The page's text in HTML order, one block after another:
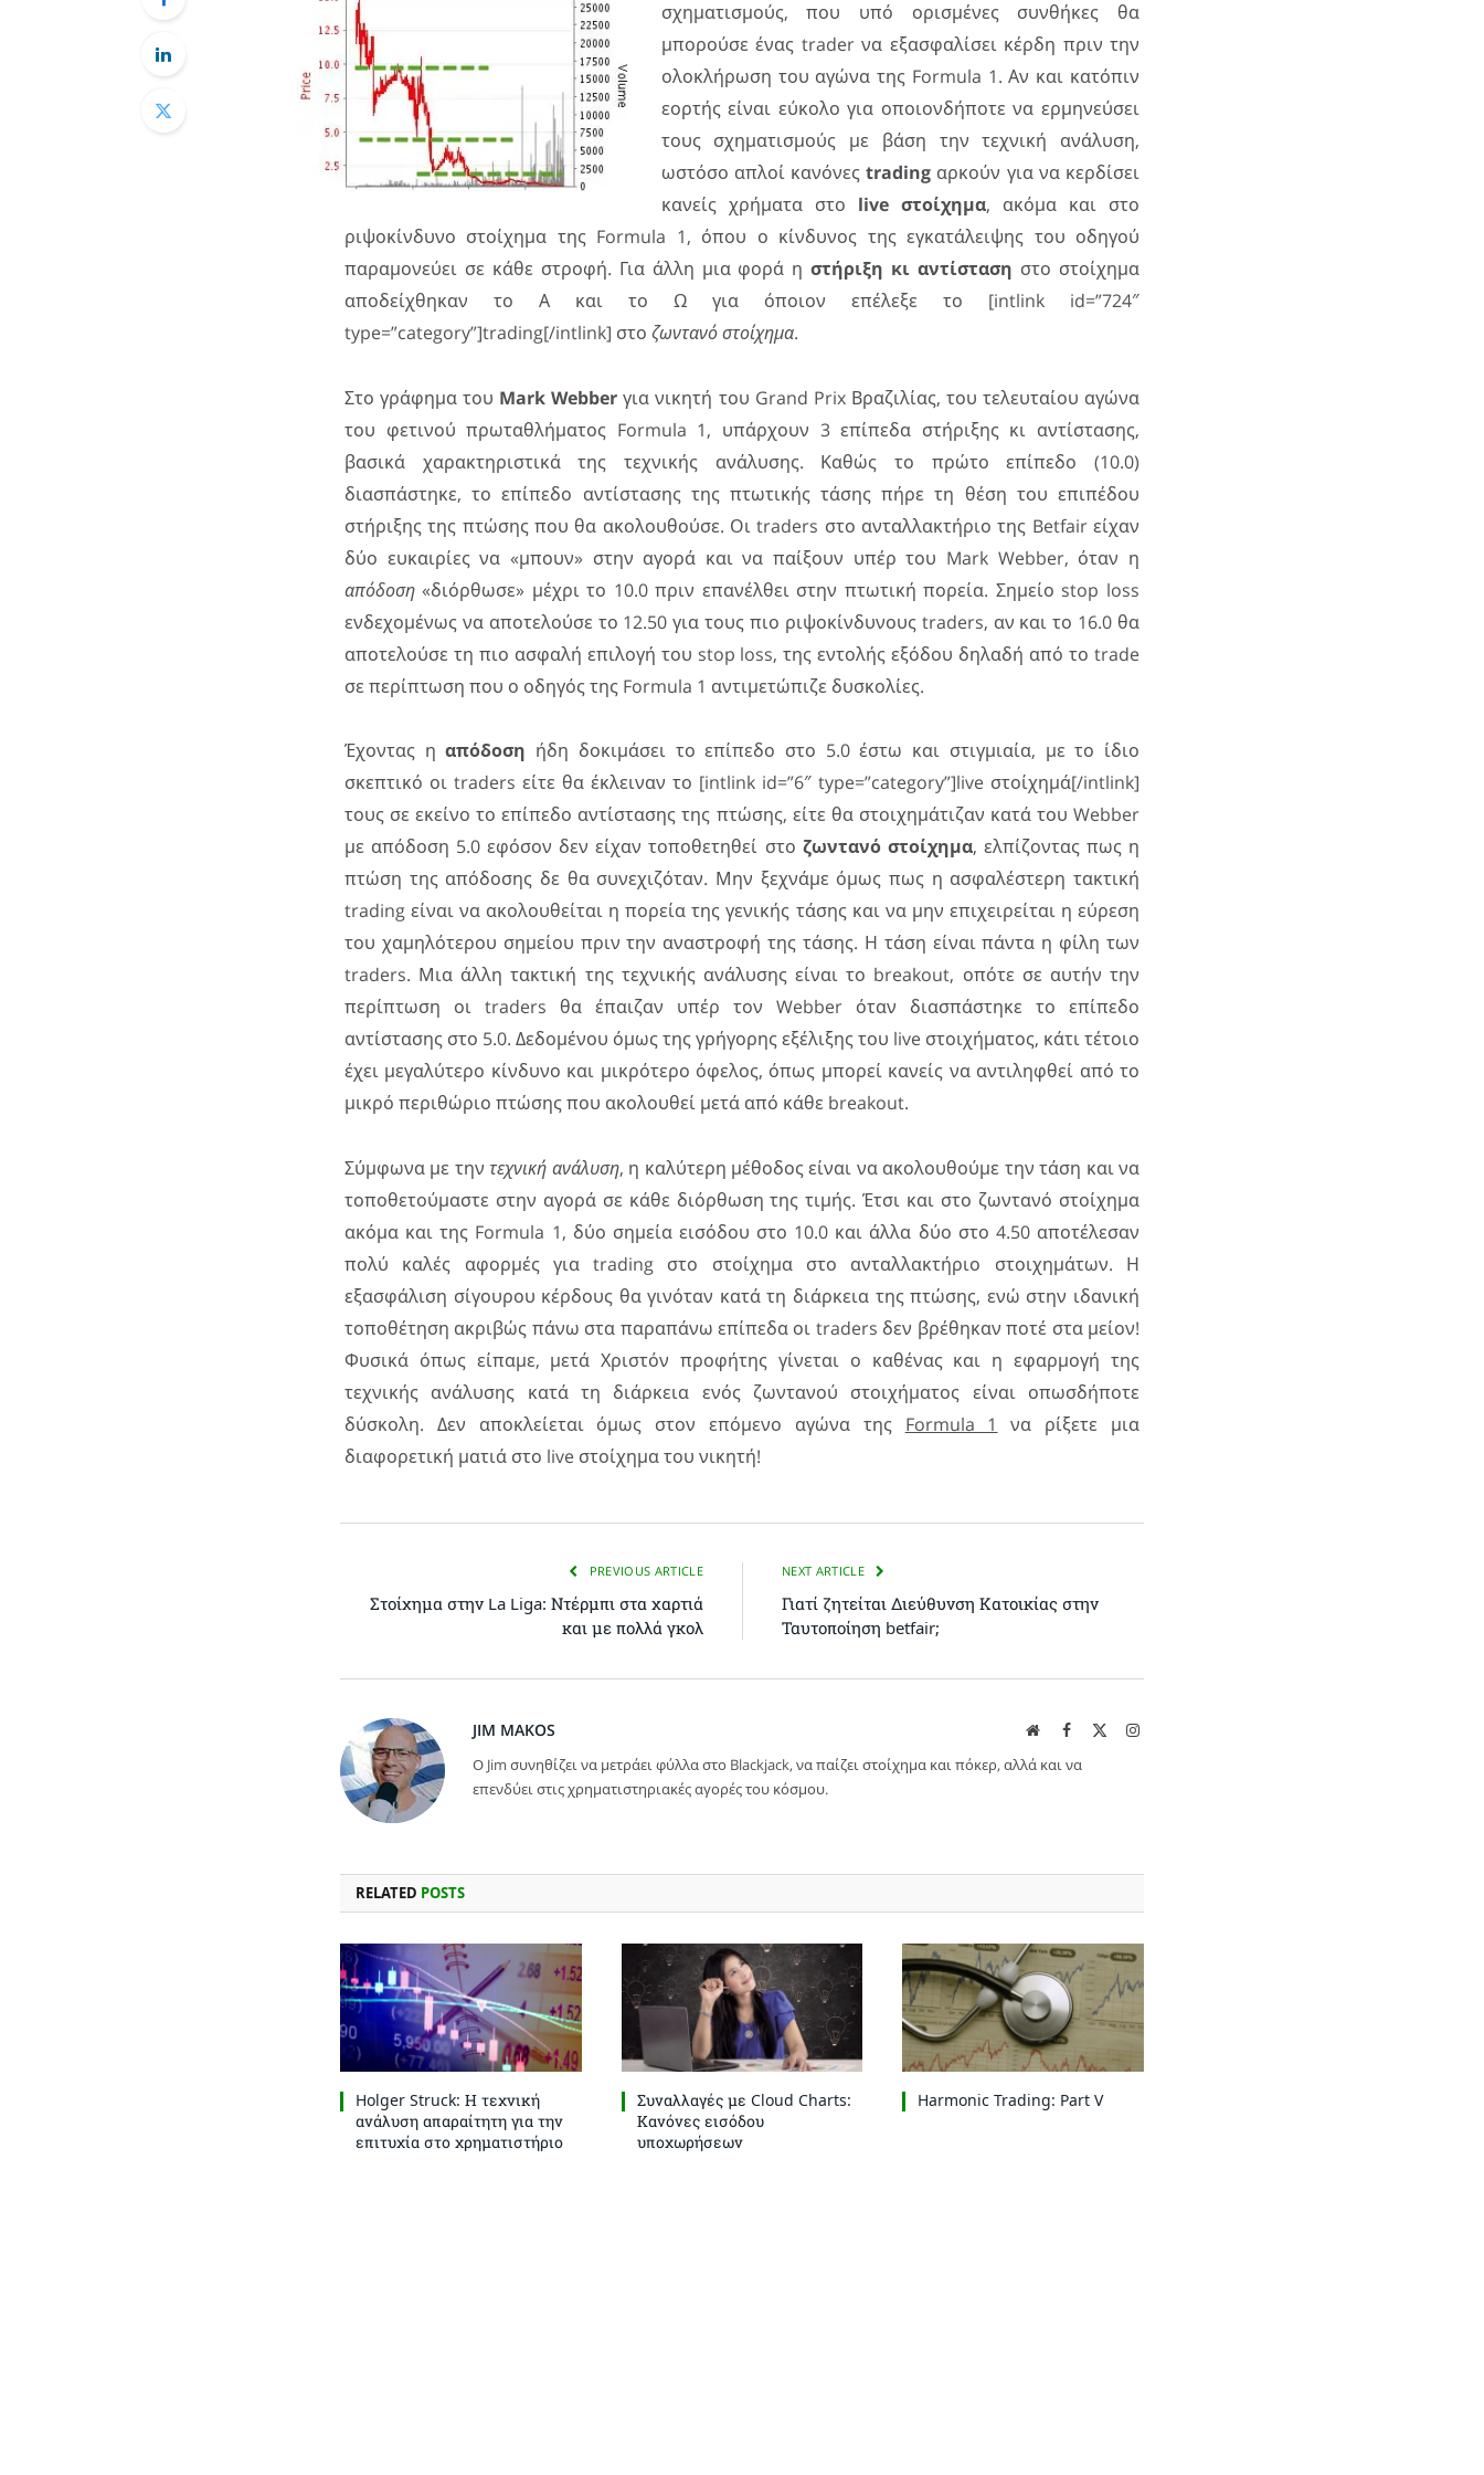
σχηματισμούς, που υπό ορισμένες συνθήκες θα
μπορούσε ένας trader να εξασφαλίσει κέρδη πριν την
ολοκλήρωση του αγώνα της Formula 1. Αν και κατόπιν
εορτής είναι εύκολο για οποιονδήποτε να ερμηνεύσει
τους σχηματισμούς με βάση την τεχνική ανάλυση,
ωστόσο απλοί κανόνεςtrading αρκούν για να κερδίσει
κανείς χρήματα στο live στοίχημα, ακόμα και στο
ριψοκίνδυνο στοίχημα της Formula 1, όπου ο κίνδυνος της εγκατάλειψης του οδηγού
παραμονεύει σε κάθε στροφή. Για άλλη μια φορά ηστήριξη κι αντίσταση στο στοίχημα
αποδείχθηκαν το Α και το Ω για όποιον επέλεξε το [intlink id=”724″
type=”category”]trading[/intlink] στο ζωντανό στοίχημα.
Στο γράφημα του Mark Webber για νικητή του Grand Prix Βραζιλίας, του τελευταίου αγώνα
του φετινού πρωταθλήματος Formula 1, υπάρχουν 3 επίπεδα στήριξης κι αντίστασης,
βασικά χαρακτηριστικά της τεχνικής ανάλυσης. Καθώς το πρώτο επίπεδο (10.0)
διασπάστηκε, το επίπεδο αντίστασης της πτωτικής τάσης πήρε τη θέση του επιπέδου
στήριξης της πτώσης που θα ακολουθούσε. Οι traders στο ανταλλακτήριο της Betfair είχαν
δύο ευκαιρίες να «μπουν» στην αγορά και να παίξουν υπέρ του Mark Webber, όταν η
απόδοση«διόρθωσε» μέχρι το 10.0 πριν επανέλθει στην πτωτική πορεία. Σημείο stop loss
ενδεχομένως να αποτελούσε το 12.50 για τους πιο ριψοκίνδυνους traders, αν και το 16.0 θα
αποτελούσε τη πιο ασφαλή επιλογή του stop loss, της εντολής εξόδου δηλαδή από το trade
σε περίπτωση που ο οδηγός της Formula 1 αντιμετώπιζε δυσκολίες.
Έχοντας ηαπόδοση ήδη δοκιμάσει το επίπεδο στο 5.0 έστω και στιγμιαία, με το ίδιο
σκεπτικό οι traders είτε θα έκλειναν το [intlink id=”6″ type=”category”]live στοίχημά[/intlink]
τους σε εκείνο το επίπεδο αντίστασης της πτώσης, είτε θα στοιχημάτιζαν κατά του Webber
με απόδοση 5.0 εφόσον δεν είχαν τοποθετηθεί στο ζωντανό στοίχημα, ελπίζοντας πως η
πτώση της απόδοσης δε θα συνεχιζόταν. Μην ξεχνάμε όμως πως η ασφαλέστερη τακτική
trading είναι να ακολουθείται η πορεία της γενικής τάσης και να μην επιχειρείται η εύρεση
του χαμηλότερου σημείου πριν την αναστροφή της τάσης. Η τάση είναι πάντα η φίλη των
traders. Μια άλλη τακτική της τεχνικής ανάλυσης είναι το breakout, οπότε σε αυτήν την
περίπτωση οι traders θα έπαιζαν υπέρ τον Webber όταν διασπάστηκε το επίπεδο
αντίστασης στο 5.0. Δεδομένου όμως της γρήγορης εξέλιξης του live στοιχήματος, κάτι τέτοιο
έχει μεγαλύτερο κίνδυνο και μικρότερο όφελος, όπως μπορεί κανείς να αντιληφθεί από το
μικρό περιθώριο πτώσης που ακολουθεί μετά από κάθε breakout.
Σύμφωνα με τηντεχνική ανάλυση, η καλύτερη μέθοδος είναι να ακολουθούμε την τάση και να
τοποθετούμαστε στην αγορά σε κάθε διόρθωση της τιμής. Έτσι και στο ζωντανό στοίχημα
ακόμα και της Formula 1, δύο σημεία εισόδου στο 10.0 και άλλα δύο στο 4.50 αποτέλεσαν
πολύ καλές αφορμές για trading στο στοίχημα στο ανταλλακτήριο στοιχημάτων. Η
εξασφάλιση σίγουρου κέρδους θα γινόταν κατά τη διάρκεια της πτώσης, ενώ στην ιδανική
τοποθέτηση ακριβώς πάνω στα παραπάνω επίπεδα οι traders δεν βρέθηκαν ποτέ στα μείον!
Φυσικά όπως είπαμε, μετά Χριστόν προφήτης γίνεται ο καθένας και η εφαρμογή της
τεχνικής ανάλυσης κατά τη διάρκεια ενός ζωντανού στοιχήματος είναι οπωσδήποτε
δύσκολη. Δεν αποκλείεται όμως στον επόμενο αγώνα της Formula 1
να ρίξετε μια
διαφορετική ματιά στο live στοίχημα του νικητή!
PREVIOUS ARTICLE
Στοίχημα στην La Liga: Ντέρμπι στα χαρτιά
και με πολλά γκολ
NEXT ARTICLE
Γιατί ζητείται Διεύθυνση Κατοικίας στην
Ταυτοποίηση betfair;
JIM MAKOS WebsiteFacebook
X
Instagram
Ο Jim συνηθίζει να μετράει φύλλα στο Blackjack, να παίζει στοίχημα και πόκερ, αλλά και να
επενδύει στις χρηματιστηριακές αγορές του κόσμου.
RELATED POSTS
Holger Struck: Η τεχνική
ανάλυση απαραίτητη για την
επιτυχία στο χρηματιστήριο
Συναλλαγές με Cloud Charts:
Κανόνες εισόδου
υποχωρήσεων
Harmonic Trading: Part V